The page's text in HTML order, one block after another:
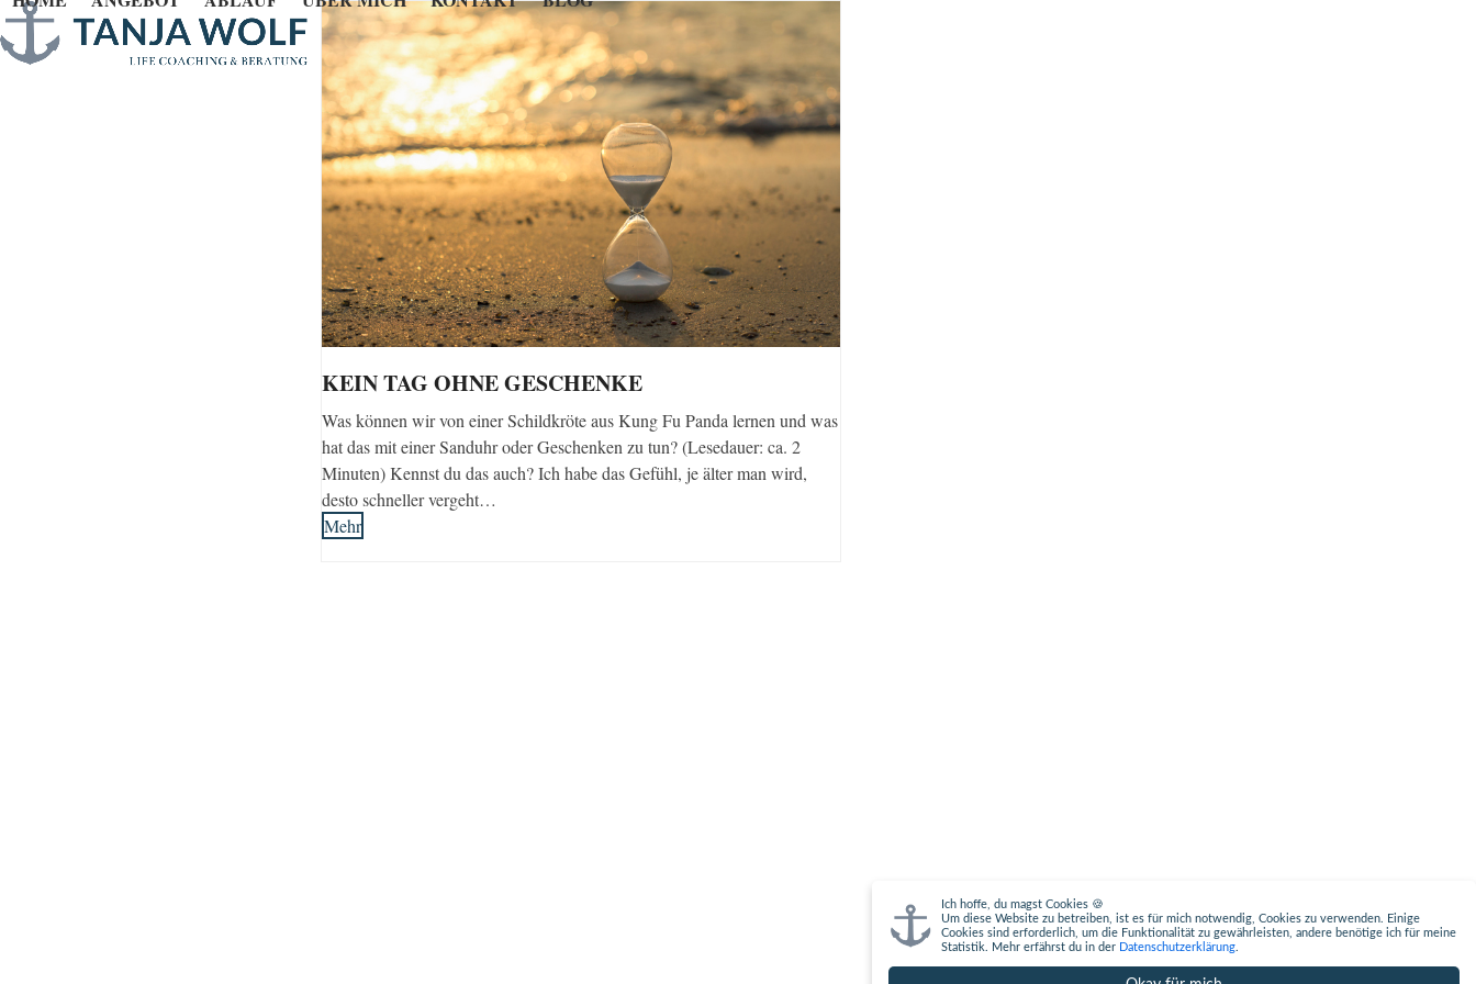
Skip
to
content
KEIN TAG OHNE GESCHENKE
Was können wir von einer Schildkröte aus Kung Fu Panda lernen und was
hat das mit einer Sanduhr oder Geschenken zu tun? (Lesedauer: ca. 2
Minuten) Kennst du das auch? Ich habe das Gefühl, je älter man wird,
desto schneller vergeht…
Mehr
Ich hoffe, du magst Cookies 🍪
Um diese Website zu betreiben, ist es für mich notwendig, Cookies zu verwenden. Einige
Cookies sind erforderlich, um die Funktionalität zu gewährleisten, andere benötige ich für meine
Statistik. Mehr erfährst du in der Datenschutzerklärung